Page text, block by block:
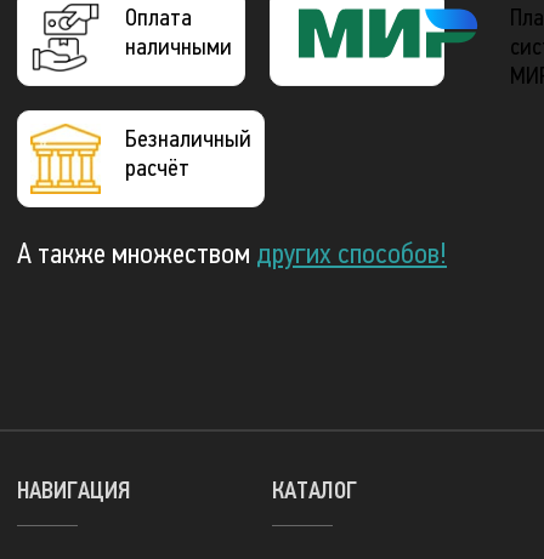
Оплата
наличными
Безналичный
расчёт
А также множеством других способов!
КАТАЛОГ
НАВИГАЦИЯ